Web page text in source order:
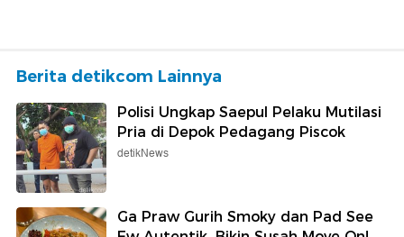
Berita detikcom Lainnya
Polisi Ungkap Saepul Pelaku Mutilasi
Pria di Depok Pedagang Piscok
detikNews
Ga Praw Gurih Smoky dan Pad See